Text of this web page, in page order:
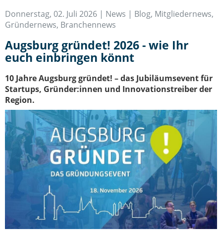
Start-Up Augsburg
Donnerstag, 02. Juli 2026 | News | Blog, Mitgliedernews,
Gründernews, Branchennews
Augsburg gründet! 2026 - wie Ihr
euch einbringen könnt
10 Jahre Augsburg gründet! – das Jubiläumsevent für
Startups, Gründer:innen und Innovationstreiber der
Region.